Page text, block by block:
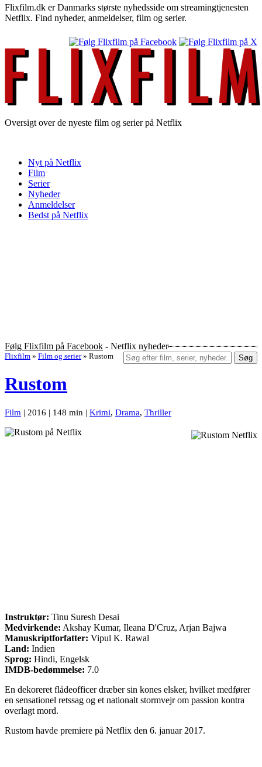
Flixfilm.dk er Danmarks største nyhedsside om streamingtjenesten
Netflix. Find nyheder, anmeldelser, film og serier.
Oversigt over de nyeste film og serier på Netflix
Nyt på Netflix
Film
Serier
Nyheder
Anmeldelser
Bedst på Netflix
Følg Flixfilm på Facebook - Netflix nyheder
Søg
Flixfilm » Film og serier » Rustom
Rustom
Film | 2016 | 148 min | Krimi, Drama, Thriller
Instruktør: Tinu Suresh Desai
Medvirkende: Akshay Kumar, Ileana D'Cruz, Arjan Bajwa
Manuskriptforfatter: Vipul K. Rawal
Land: Indien
Sprog: Hindi, Engelsk
IMDB-bedømmelse: 7.0
En dekoreret flådeofficer dræber sin kones elsker, hvilket medfører
en sensationel retssag og et nationalt stormvejr om passion kontra
overlagt mord.
Rustom havde premiere på Netflix den 6. januar 2017.